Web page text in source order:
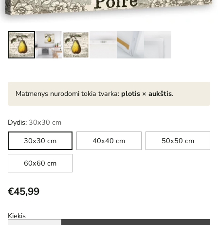
Matmenys nurodomi tokia tvarka: plotis × aukštis.
Dydis: 30x30 cm
30x30 cm
40x40 cm 50x50 cm
60x60 cm
Reguliari
kaina
€45,99
Kiekis